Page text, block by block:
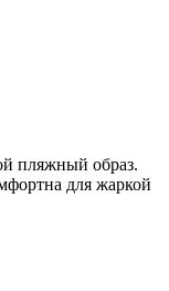
пляжный образ.
для жаркой